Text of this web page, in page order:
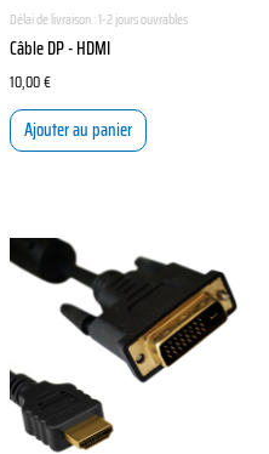
Délai de livraison :1-2 jours ouvrables
Câble DP - HDMI
10,00€
Ajouter au panier